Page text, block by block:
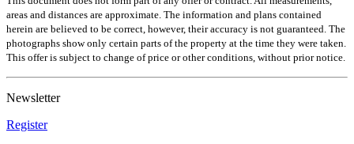
areas and distances are approximate. The information and plans contained
herein are believed to be correct, however, their accuracy is not guaranteed. The
photographs show only certain parts of the property at the time they were taken.
This offer is subject to change of price or other conditions, without prior notice.
Newsletter
Register